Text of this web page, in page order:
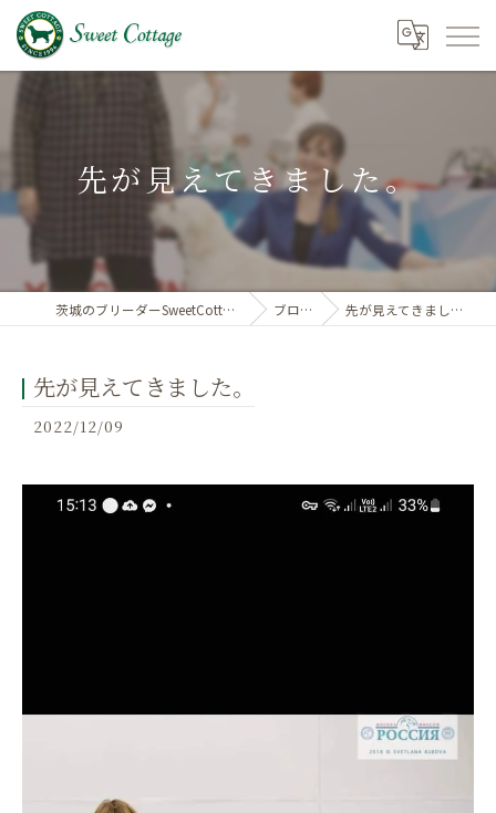
先が見えてきました。
茨城のブリーダーSweetCottage ブログ 先が見えてきました。
先が見えてきました。
2022/12/09